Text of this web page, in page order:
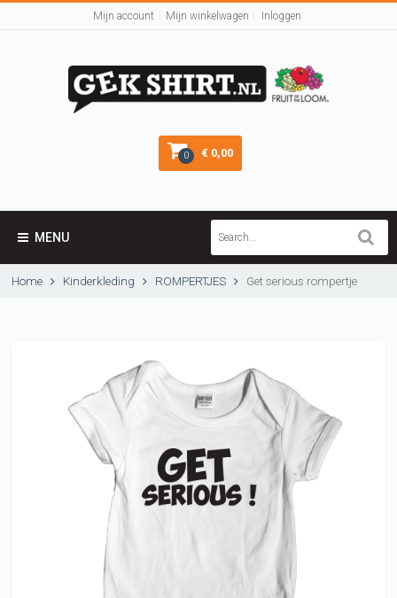
Mijn account Mijn winkelwagen Inloggen
0 € 0,00
MENU
Home Kinderkleding ROMPERTJES Get serious rompertje